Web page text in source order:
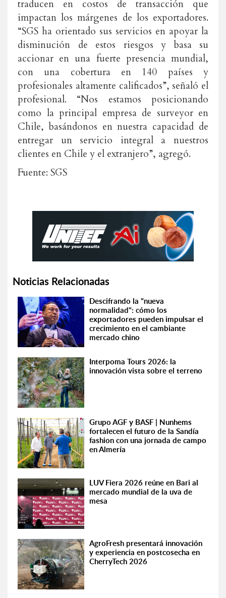
traducen en costos de transacción que
impactan los márgenes de los exportadores.
“SGS ha orientado sus servicios en apoyar la
disminución de estos riesgos y basa su
accionar en una fuerte presencia mundial,
con una cobertura en 140 países y
profesionales altamente calificados”, señaló el
profesional. “Nos estamos posicionando
como la principal empresa de surveyor en
Chile, basándonos en nuestra capacidad de
entregar un servicio integral a nuestros
clientes en Chile y el extranjero”, agregó.
Fuente: SGS
Noticias Relacionadas
Descifrando la "nueva
normalidad": cómo los
exportadores pueden impulsar el
crecimiento en el cambiante
mercado chino
Interpoma Tours 2026: la
innovación vista sobre el terreno
Grupo AGF y BASF | Nunhems
fortalecen el futuro de la Sandía
fashion con una jornada de campo
en Almería
LUV Fiera 2026 reúne en Bari al
mercado mundial de la uva de
mesa
AgroFresh presentará innovación
y experiencia en postcosecha en
CherryTech 2026